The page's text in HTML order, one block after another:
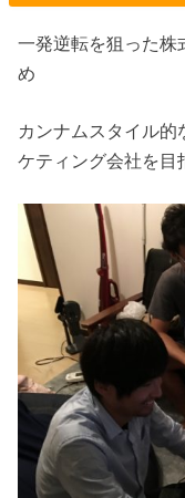
一発逆転を狙った株
め
カンナムスタイル
ケティング会社を目